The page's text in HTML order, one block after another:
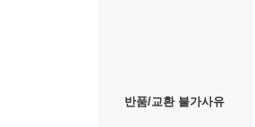
반품/교환 불가사유